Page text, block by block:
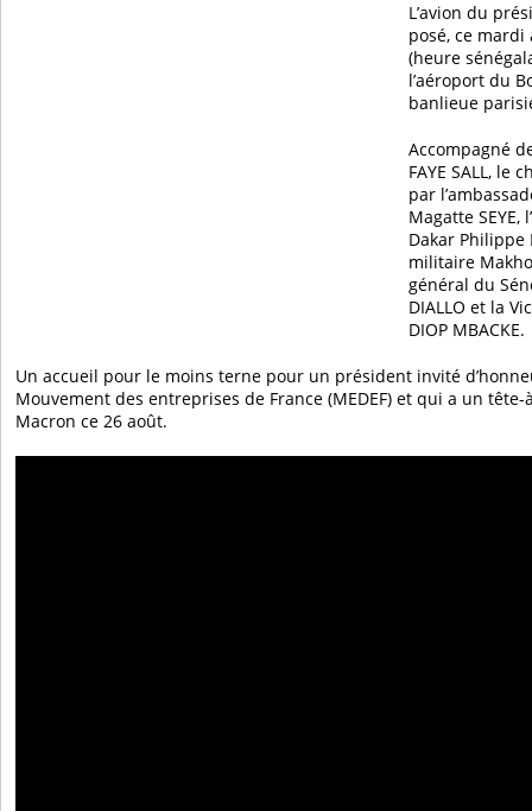
L’avion du
posé, ce
(heure
l’aéroport du
banlieue
Accompagné
FAYE SALL, le
par
Magatte SEYE,
Dakar Philippe
militaire
général du
DIALLO et la
DIOP MBACKE.
Un accueil pour le moins terne pour un président invité
Mouvement des entreprises de France (MEDEF) et qui a un
Macron ce 26 août.